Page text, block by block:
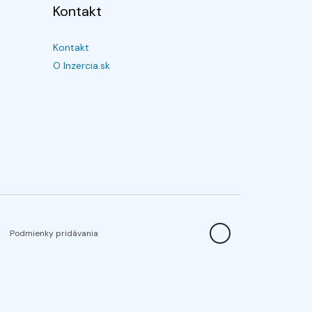
Kontakt
Kontakt
O Inzercia.sk
Podmienky pridávania